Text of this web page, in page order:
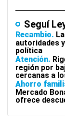
Seguí
Recambio
autoridades
política
Atención
región por
cercanas a
Ahorro
Mercado
ofrece